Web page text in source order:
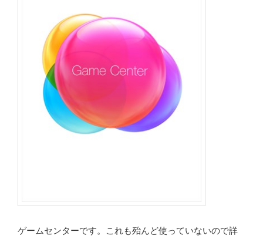
ゲームセンターです。これも殆んど使っていないので詳